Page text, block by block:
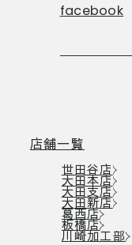
facebook
店舗一覧
世田谷店
大田本店
大田支店
大田新店
葛西店
板橋店
川崎加工部